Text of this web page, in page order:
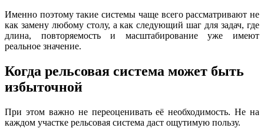
Именно поэтому такие системы чаще всего рассматривают не
как замену любому столу, а как следующий шаг для задач, где
длина, повторяемость и масштабирование уже имеют
реальное значение.
Когда рельсовая система может быть
избыточной
При этом важно не переоценивать её необходимость. Не на
каждом участке рельсовая система даст ощутимую пользу.